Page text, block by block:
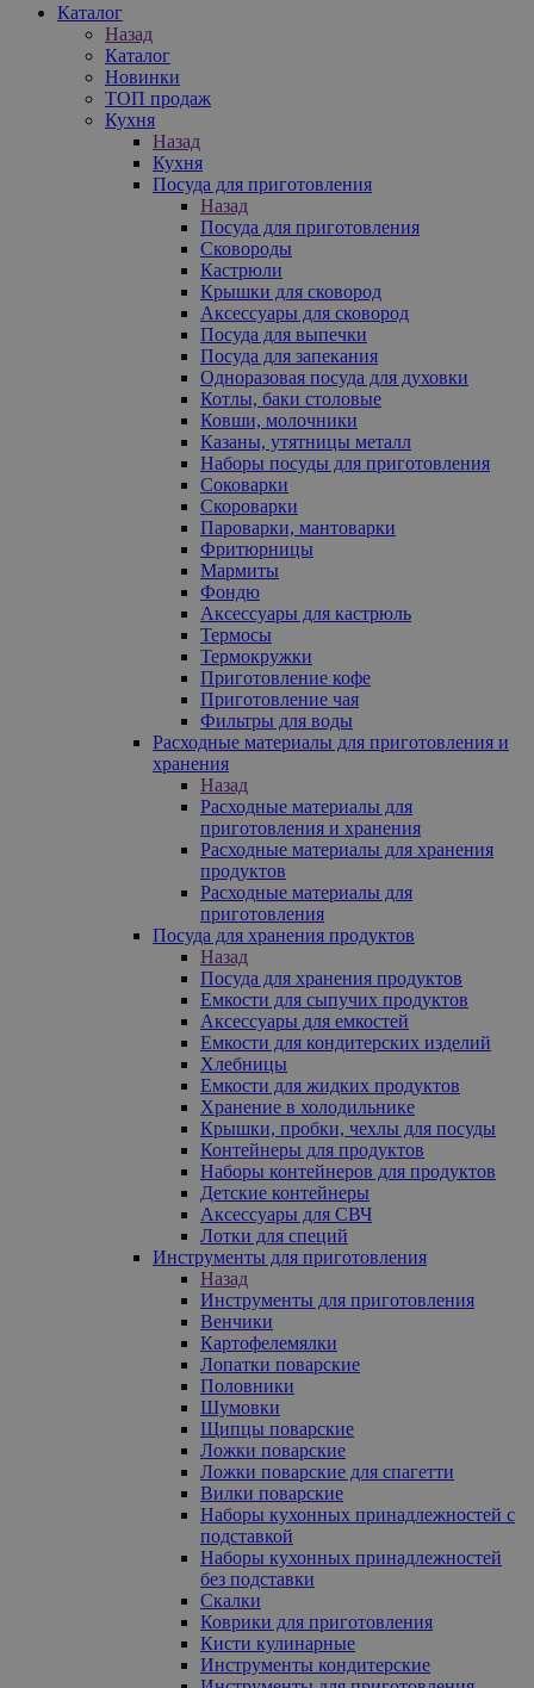
Каталог
Назад
Каталог
Новинки
ТОП продаж
Кухня
Назад
Кухня
Посуда для приготовления
Назад
Посуда для приготовления
Сковороды
Кастрюли
Крышки для сковород
Аксессуары для сковород
Посуда для выпечки
Посуда для запекания
Одноразовая посуда для духовки
Котлы, баки столовые
Ковши, молочники
Казаны, утятницы металл
Наборы посуды для приготовления
Соковарки
Скороварки
Пароварки, мантоварки
Фритюрницы
Мармиты
Фондю
Аксессуары для кастрюль
Термосы
Термокружки
Приготовление кофе
Приготовление чая
Фильтры для воды
Расходные материалы для приготовления и
хранения
Назад
Расходные материалы для
приготовления и хранения
Расходные материалы для хранения
продуктов
Расходные материалы для
приготовления
Посуда для хранения продуктов
Назад
Посуда для хранения продуктов
Емкости для сыпучих продуктов
Аксессуары для емкостей
Емкости для кондитерских изделий
Хлебницы
Емкости для жидких продуктов
Хранение в холодильнике
Крышки, пробки, чехлы для посуды
Контейнеры для продуктов
Наборы контейнеров для продуктов
Детские контейнеры
Аксессуары для СВЧ
Лотки для специй
Инструменты для приготовления
Назад
Инструменты для приготовления
Венчики
Картофелемялки
Лопатки поварские
Половники
Шумовки
Щипцы поварские
Ложки поварские
Ложки поварские для спагетти
Вилки поварские
Наборы кухонных принадлежностей с
подставкой
Наборы кухонных принадлежностей
без подставки
Скалки
Коврики для приготовления
Кисти кулинарные
Инструменты кондитерские